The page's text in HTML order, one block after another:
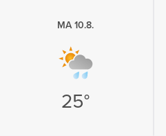
MA 10.8.
25°